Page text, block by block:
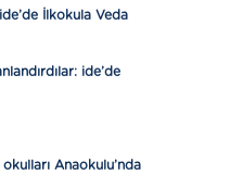
İlkokula Veda
ide’de
Anaokulu’nda